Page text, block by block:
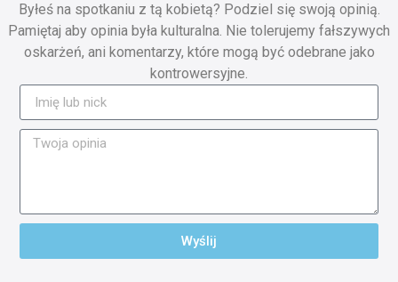
Byłeś na spotkaniu z tą kobietą? Podziel się swoją opinią.
Pamiętaj aby opinia była kulturalna. Nie tolerujemy fałszywych
oskarżeń, ani komentarzy, które mogą być odebrane jako
kontrowersyjne.
Wyślij